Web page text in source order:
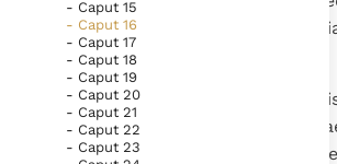
heiligheid
Berichten
Het Vaticaan publiceert een nieuwe
van het Romeins martyrologium
Vaticaanse financiële waakhond
Paus spreekt het
- Caput 15
- Caput 16
- Caput 17
- Caput 18
- Caput 19
- Caput 20
- Caput 21
- Caput 22
- Caput 23
habes cum Baasa rege Israel,
recedere ".
Acquiescens Benadad regi Asa
exercituum suorum ad urbes
percusserunt Ahion et Dan et